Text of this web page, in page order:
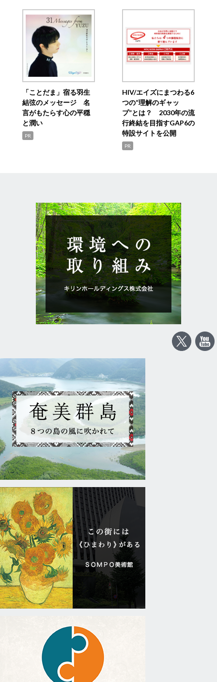
「ことだま」宿る羽生
結弦のメッセージ 名
言がもたらす心の平穏
と潤い
PR
HIV/エイズにまつわる6
つの“理解のギャッ
プ”とは？ 2030年の流
行終結を目指すGAP6の
特設サイトを公開
PR